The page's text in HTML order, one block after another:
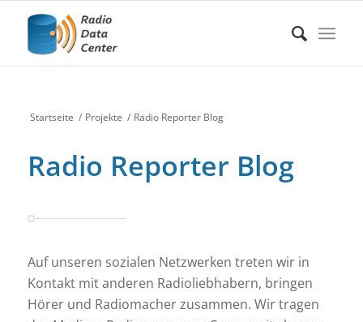
Startseite / Projekte / Radio Reporter Blog
Radio Reporter Blog
Auf unseren sozialen Netzwerken treten wir in
Kontakt mit anderen Radioliebhabern, bringen
Hörer und Radiomacher zusammen. Wir tragen